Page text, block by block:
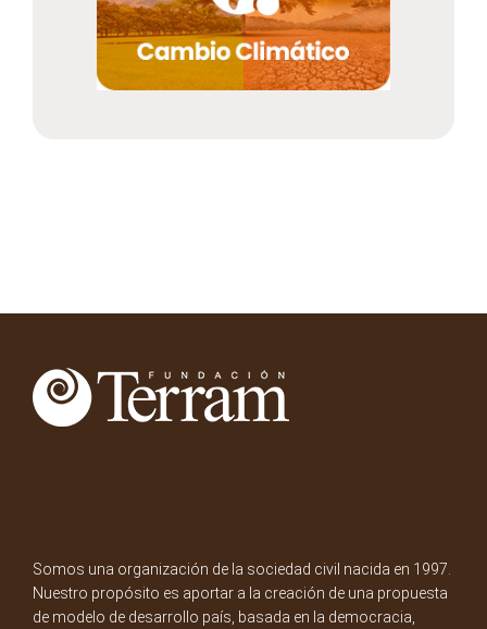
Somos una organización de la sociedad civil nacida en 1997.
Nuestro propósito es aportar a la creación de una propuesta
de modelo de desarrollo país, basada en la democracia,